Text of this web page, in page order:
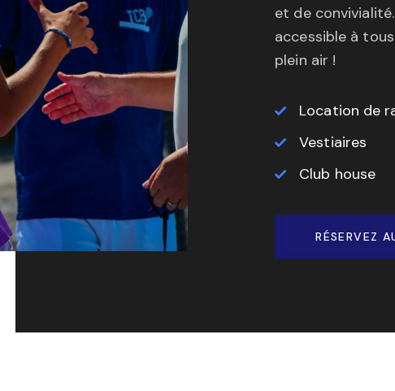
et de
accessible à
plein air !
Location de
Vestiaires
Club house
RÉSERVEZ